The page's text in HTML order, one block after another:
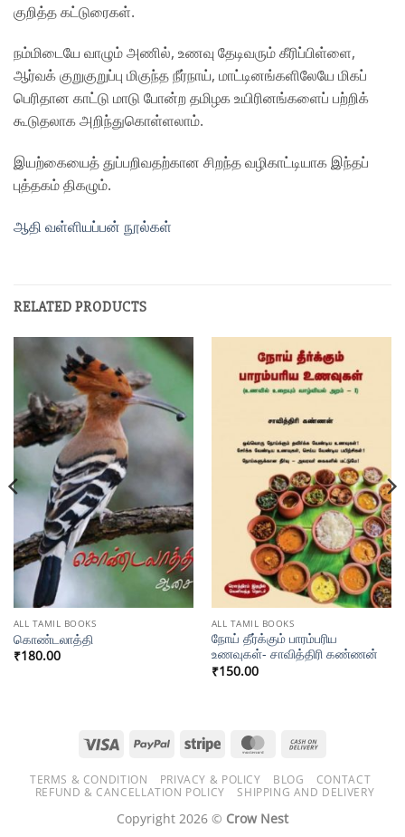
குறித்த கட்டுரைகள்.
நம்மிடையே வாழும் அணில், உணவு தேடிவரும் கீரிப்பிள்ளை,
ஆர்வக் குறுகுறுப்பு மிகுந்த நீர்நாய், மாட்டினங்களிலேயே மிகப்
பெரிதான காட்டு மாடு போன்ற தமிழக உயிரினங்களைப் பற்றிக்
கூடுதலாக அறிந்துகொள்ளலாம்.
இயற்கையைத் துப்பறிவதற்கான சிறந்த வழிகாட்டியாக இந்தப்
புத்தகம் திகழும்.
ஆதி வள்ளியப்பன் நூல்கள்
RELATED PRODUCTS
ALL TAMIL BOOKS
கொண்டலாத்தி
₹180.00
ALL TAMIL BOOKS
நோய் தீர்க்கும் பாரம்பரிய
உணவுகள்- சாவித்திரி கண்ணன்
₹150.00
Visa PayPal Stripe MasterCard
Delivery
TERMS & CONDITION PRIVACY & POLICY BLOG
CONTACT
REFUND & CANCELLATION POLICY
SHIPPING AND DELIVERY
Copyright 2026 © Crow Nest